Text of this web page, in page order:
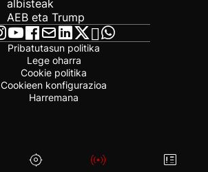
albisteak
AEB eta Trump
Pribatutasun politika
Lege oharra
Cookie politika
Cookieen konfigurazioa
Harremana